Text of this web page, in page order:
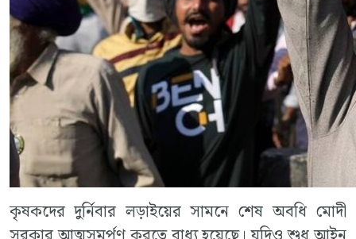
কৃষকদের দুর্নিবার লড়াইয়ের সামনে শেষ অবধি মোদী